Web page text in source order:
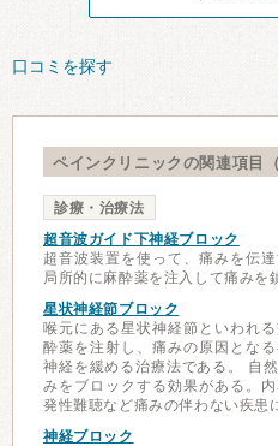
口コミを探す
ペインクリニックの関連項目
診療・治療法
超音波ガイド下神経ブロック
超音波装置を使って、痛みを伝
局所的に麻酔薬を注入して痛みを
星状神経節ブロック
喉元にある星状神経節といわれ
酔薬を注射し、痛みの原因とな
神経を緩める治療法である。 自
みをブロックする効果がある。
発性難聴など痛みの伴わない疾患
神経ブロック